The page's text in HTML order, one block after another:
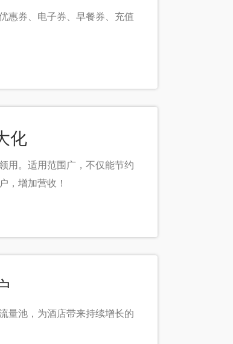
惠券、电子券、早餐券、充值
化
用。适用范围广，不仅能节约
，增加营收！
量池，为酒店带来持续增长的